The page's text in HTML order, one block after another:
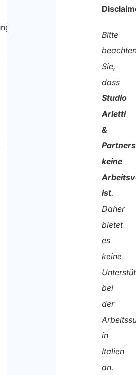
Bitte
Sie,
dass
Studio
Arletti
&
Partners
keine
ist.
Daher
bietet
es
keine
bei
der
in
Italien
an.